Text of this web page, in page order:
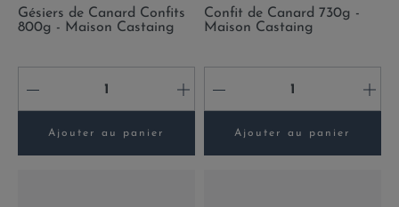
Gésiers de Canard Confits
800g - Maison Castaing
- +
Ajouter au panier
Confit de Canard 730g -
Maison Castaing
- +
Ajouter au panier